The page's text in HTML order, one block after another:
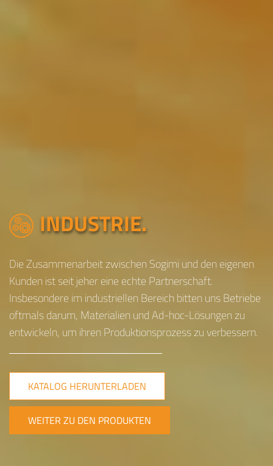
INDUSTRIE.
Die Zusammenarbeit zwischen Sogimi und den eigenen
Kunden ist seit jeher eine echte Partnerschaft.
Insbesondere im industriellen Bereich bitten uns Betriebe
oftmals darum, Materialien und Ad-hoc-Lösungen zu
entwickeln, um ihren Produktionsprozess zu verbessern.
KATALOG HERUNTERLADEN
WEITER ZU DEN PRODUKTEN